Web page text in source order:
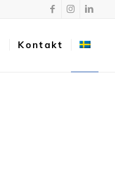
Kontakt